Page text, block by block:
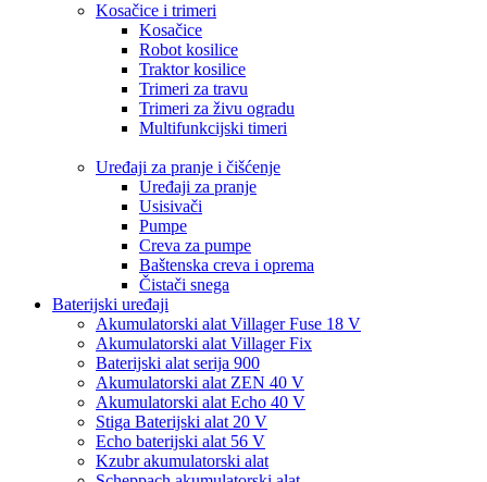
Kosačice i trimeri
Kosačice
Robot kosilice
Traktor kosilice
Trimeri za travu
Trimeri za živu ogradu
Multifunkcijski timeri
Uređaji za pranje i čišćenje
Uređaji za pranje
Usisivači
Pumpe
Creva za pumpe
Baštenska creva i oprema
Čistači snega
Baterijski uređaji
Akumulatorski alat Villager Fuse 18 V
Akumulatorski alat Villager Fix
Baterijski alat serija 900
Akumulatorski alat ZEN 40 V
Akumulatorski alat Echo 40 V
Stiga Baterijski alat 20 V
Echo baterijski alat 56 V
Kzubr akumulatorski alat